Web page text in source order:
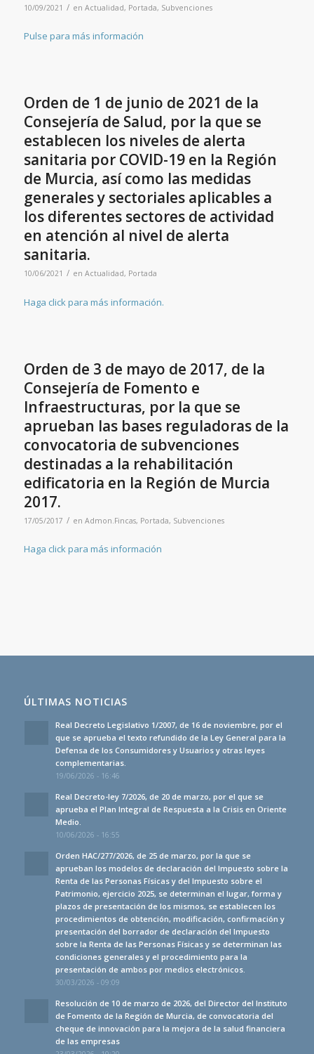
10/09/2021 / en Actualidad, Portada, Subvenciones
Pulse para más información
Orden de 1 de junio de 2021 de la
Consejería de Salud, por la que se
establecen los niveles de alerta
sanitaria por COVID-19 en la Región
de Murcia, así como las medidas
generales y sectoriales aplicables a
los diferentes sectores de actividad
en atención al nivel de alerta
sanitaria.
10/06/2021 / en Actualidad, Portada
Haga click para más información.
Orden de 3 de mayo de 2017, de la
Consejería de Fomento e
Infraestructuras, por la que se
aprueban las bases reguladoras de la
convocatoria de subvenciones
destinadas a la rehabilitación
edificatoria en la Región de Murcia
2017.
17/05/2017 / en Admon.Fincas, Portada, Subvenciones
Haga click para más información
ÚLTIMAS NOTICIAS
Real Decreto Legislativo 1/2007, de 16 de noviembre, por el
que se aprueba el texto refundido de la Ley General para la
Defensa de los Consumidores y Usuarios y otras leyes
complementarias.
19/06/2026 - 16:46
Real Decreto-ley 7/2026, de 20 de marzo, por el que se
aprueba el Plan Integral de Respuesta a la Crisis en Oriente
Medio.
10/06/2026 - 16:55
Orden HAC/277/2026, de 25 de marzo, por la que se
aprueban los modelos de declaración del Impuesto sobre la
Renta de las Personas Físicas y del Impuesto sobre el
Patrimonio, ejercicio 2025, se determinan el lugar, forma y
plazos de presentación de los mismos, se establecen los
procedimientos de obtención, modificación, confirmación y
presentación del borrador de declaración del Impuesto
sobre la Renta de las Personas Físicas y se determinan las
condiciones generales y el procedimiento para la
presentación de ambos por medios electrónicos.
30/03/2026 - 09:09
Resolución de 10 de marzo de 2026, del Director del Instituto
de Fomento de la Región de Murcia, de convocatoria del
cheque de innovación para la mejora de la salud financiera
de las empresas